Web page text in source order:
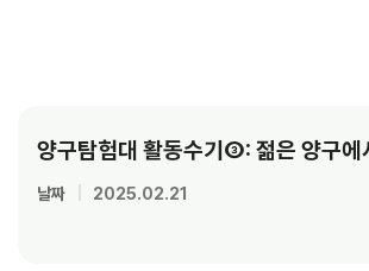
양구탐험대 활동수기③: 젊은 양구에
날짜 2025.02.21